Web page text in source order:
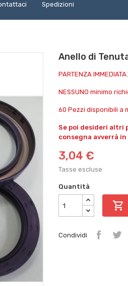
Spedizioni
Anello di
PARTENZA
NESSUNO minimo
60 Pezzi disponibili a
Se poi desideri altri
consegna avverrà
3,04 €
Tasse escluse
Quantità

Condividi